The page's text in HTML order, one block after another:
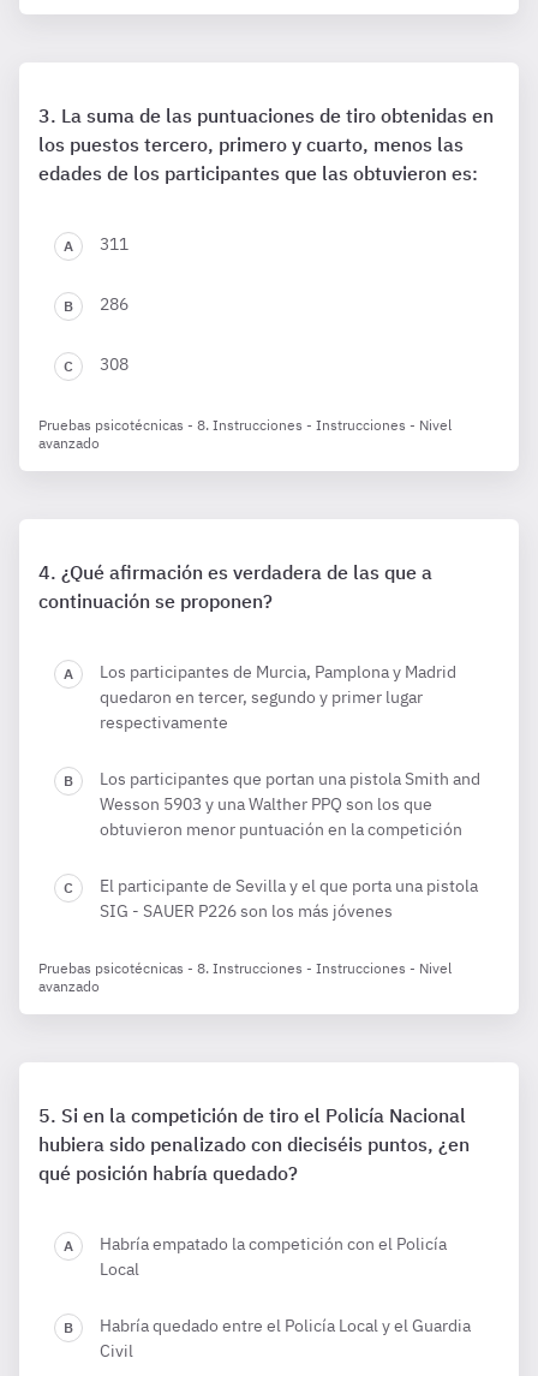
La suma de las puntuaciones de tiro obtenidas en
los puestos tercero, primero y cuarto, menos las
edades de los participantes que las obtuvieron es:
311
286
308
Pruebas psicotécnicas - 8. Instrucciones - Instrucciones - Nivel
avanzado
¿Qué afirmación es verdadera de las que a
continuación se proponen?
Los participantes de Murcia, Pamplona y Madrid
quedaron en tercer, segundo y primer lugar
respectivamente
Los participantes que portan una pistola Smith and
Wesson 5903 y una Walther PPQ son los que
obtuvieron menor puntuación en la competición
El participante de Sevilla y el que porta una pistola
SIG - SAUER P226 son los más jóvenes
Pruebas psicotécnicas - 8. Instrucciones - Instrucciones - Nivel
avanzado
Si en la competición de tiro el Policía Nacional
hubiera sido penalizado con dieciséis puntos, ¿en
qué posición habría quedado?
Habría empatado la competición con el Policía
Local
Habría quedado entre el Policía Local y el Guardia
Civil